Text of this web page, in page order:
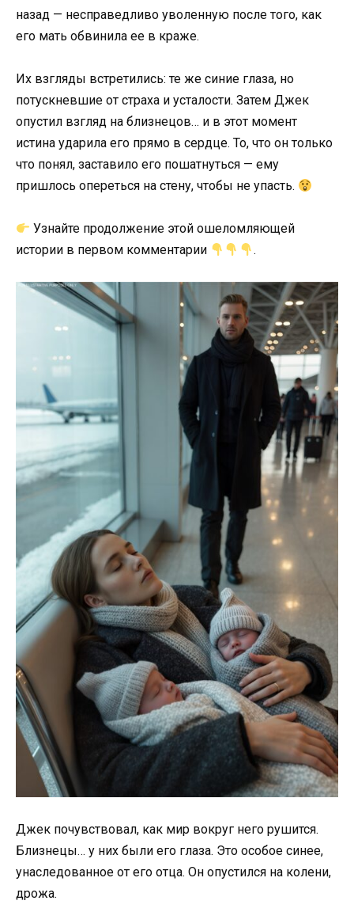
назад — несправедливо уволенную после того, как
его мать обвинила ее в краже.
Их взгляды встретились: те же синие глаза, но
потускневшие от страха и усталости. Затем Джек
опустил взгляд на близнецов… и в этот момент
истина ударила его прямо в сердце. То, что он только
что понял, заставило его пошатнуться — ему
пришлось опереться на стену, чтобы не упасть.
Узнайте продолжение этой ошеломляющей
истории в первом комментарии
.
Джек почувствовал, как мир вокруг него рушится.
Близнецы… у них были его глаза. Это особое синее,
унаследованное от его отца. Он опустился на колени,
дрожа.